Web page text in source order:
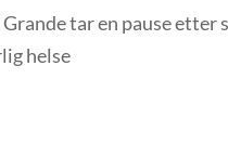
tar en pause etter
helse